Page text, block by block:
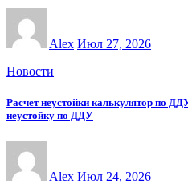
Alex Июл 27, 2026
Новости
Расчет неустойки калькулятор по
неустойку по ДДУ
Alex Июл 24, 2026